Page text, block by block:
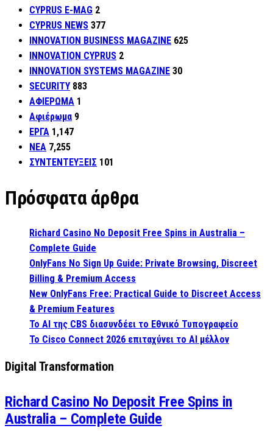
CYPRUS E-MAG 2
CYPRUS NEWS 377
INNOVATION BUSINESS MAGAZINE 625
INNOVATION CYPRUS 2
INNOVATION SYSTEMS MAGAZINE 30
SECURITY 883
ΑΦΙΕΡΩΜΑ 1
Αφιέρωμα 9
ΕΡΓΑ 1,147
ΝΕΑ 7,255
ΣΥΝΤΕΝΤΕΥΞΕΙΣ 101
Πρόσφατα άρθρα
Richard Casino No Deposit Free Spins in Australia –
Complete Guide
OnlyFans No Sign Up Guide: Private Browsing, Discreet
Billing & Premium Access
New OnlyFans Free: Practical Guide to Discreet Access
& Premium Features
Το AI της CBS διασυνδέει το Εθνικό Τυπογραφείο
Το Cisco Connect 2026 επιταχύνει το AI μέλλον
Digital Transformation
Richard Casino No Deposit Free Spins in
Australia – Complete Guide